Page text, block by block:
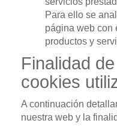
Para ello se
página web con
productos y
Finalidad
cookies
A continuación
nuestra web y la